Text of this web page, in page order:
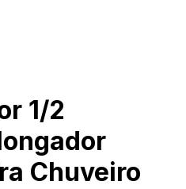
1/2
Chuveiro